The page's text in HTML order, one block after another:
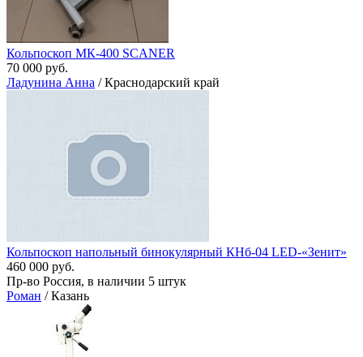
Кольпоскоп МК-400 SCANER
70 000 руб.
Ладунина Анна / Краснодарский край
Кольпоскоп напольный бинокулярный КНб-04 LЕD-«Зенит»
460 000 руб.
Пр-во Россия, в наличии 5 штук
Роман / Казань